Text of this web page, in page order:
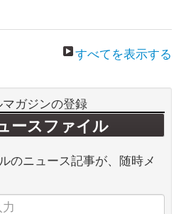
すべてを表示する
マガジンの登録
ースファイル
のニュース記事が、随時メ